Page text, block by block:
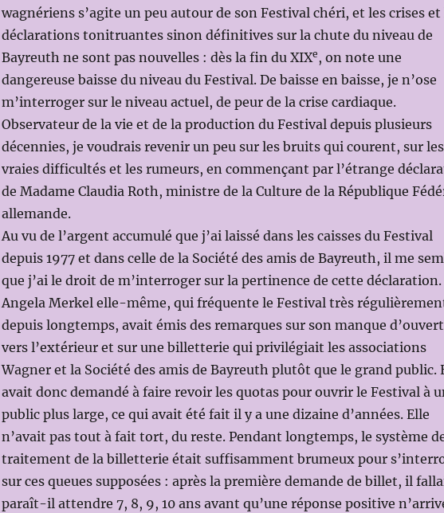
wagnériens s’agite un peu autour de son Festival chéri, et les crises et
déclarations tonitruantes sinon définitives sur la chute du niveau de
Bayreuth ne sont pas nouvelles : dès la fin du XIXe , on note une
dangereuse baisse du niveau du Festival. De baisse en baisse, je n’ose
m’interroger sur le niveau actuel, de peur de la crise cardiaque.
Observateur de la vie et de la production du Festival depuis plusieurs
décennies, je voudrais revenir un peu sur les bruits qui courent, sur les
vraies difficultés et les rumeurs, en commençant par l’étrange
de Madame Claudia Roth, ministre de la Culture de la République
allemande.
Au vu de l’argent accumulé que j’ai laissé dans les caisses du Festival
depuis 1977 et dans celle de la Société des amis de Bayreuth, il me
que j’ai le droit de m’interroger sur la pertinence de cette déclaration.
Angela Merkel elle-même, qui fréquente le Festival très
depuis longtemps, avait émis des remarques sur son manque
vers l’extérieur et sur une billetterie qui privilégiait les associations
Wagner et la Société des amis de Bayreuth plutôt que le grand public.
avait donc demandé à faire revoir les quotas pour ouvrir le Festival à
public plus large, ce qui avait été fait il y a une dizaine d’années. Elle
n’avait pas tout à fait tort, du reste. Pendant longtemps, le système
traitement de la billetterie était suffisamment brumeux pour
sur ces queues supposées : après la première demande de billet, il
paraît-il attendre 7, 8, 9, 10 ans avant qu’une réponse positive